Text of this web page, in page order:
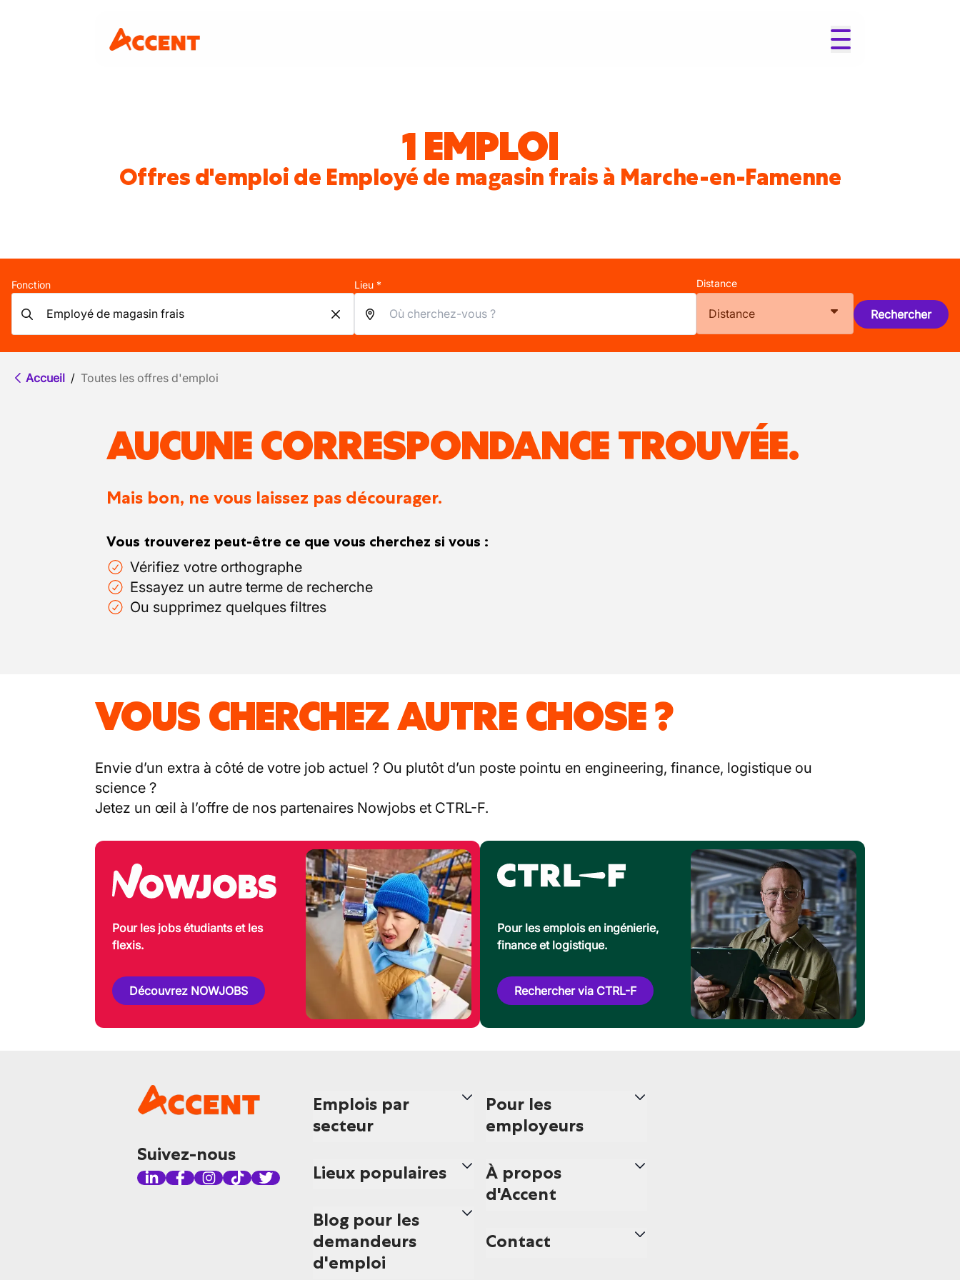
1 EMPLOI
Offres d'emploi de Employé de magasin frais à Marche-en-Famenne
Fonction Lieu * Distance
Distance Rechercher
Accueil / Toutes les offres d'emploi
AUCUNE CORRESPONDANCE TROUVÉE.
Mais bon, ne vous laissez pas décourager.
Vous trouverez peut-être ce que vous cherchez si vous :
Vérifiez votre orthographe
Essayez un autre terme de recherche
Ou supprimez quelques filtres
VOUS CHERCHEZ AUTRE CHOSE ?
Envie d’un extra à côté de votre job actuel ? Ou plutôt d’un poste pointu en engineering, finance, logistique ou
science ?
Jetez un œil à l’offre de nos partenaires Nowjobs et CTRL-F.
Pour les jobs étudiants et les
flexis.
Découvrez NOWJOBS
Pour les emplois en ingénierie,
finance et logistique.
Rechercher via CTRL-F
Suivez-nous
Emplois par
secteur
Lieux populaires
Blog pour les
demandeurs
d'emploi
Pour les
employeurs
À propos
d'Accent
Contact